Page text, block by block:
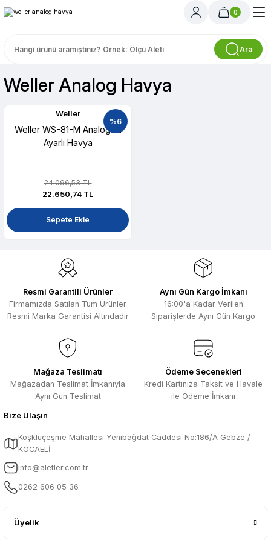
Ara
0
Weller Analog Havya
%6
Weller
Weller WS-81-M Analog Isı
Ayarlı Havya
24.096,53 TL
22.650,74 TL
Sepete Ekle
Resmi Garantili Ürünler
Firmamızda Satılan Tüm Ürünler
Resmi Marka Garantisi Altındadır
Aynı Gün Kargo İmkanı
16:00'a Kadar Verilen
Siparişlerde Aynı Gün Kargo
Mağaza Teslimatı
Mağazadan Teslimat İmkanıyla
Aynı Gün Teslimat
Ödeme Seçenekleri
Kredi Kartınıza Taksit ve Havale
ile Ödeme İmkanı
Bize Ulaşın
Köşklüçeşme Mahallesi Yenibağdat Caddesi No:186/A Gebze /
KOCAELİ
info@aletler.com.tr
0262 606 05 36
Üyelik